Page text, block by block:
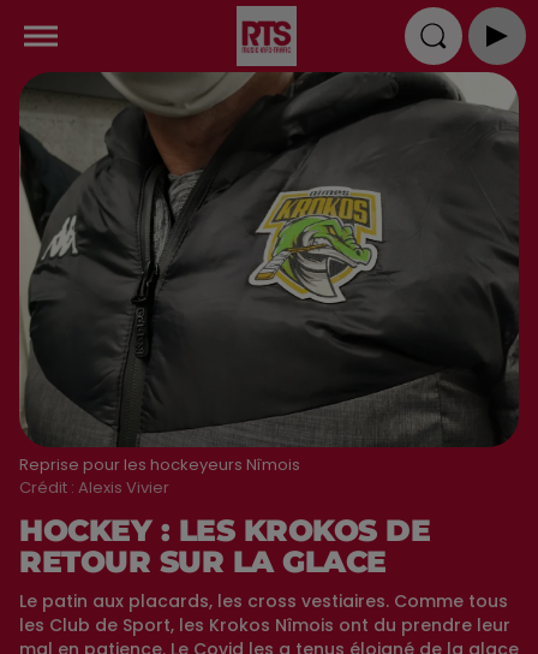
Reprise pour les hockeyeurs Nîmois
Crédit : Alexis Vivier
HOCKEY : LES KROKOS DE
RETOUR SUR LA GLACE
Le patin aux placards, les cross vestiaires. Comme tous
les Club de Sport, les Krokos Nîmois ont du prendre leur
mal en patience. Le Covid les a tenus éloigné de la glace